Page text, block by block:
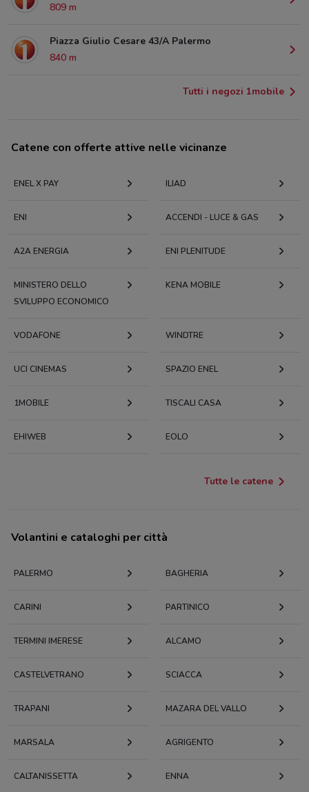
809 m
Piazza Giulio Cesare 43/A Palermo
840 m
Tutti i negozi 1mobile
Catene con offerte attive nelle vicinanze
ENEL X PAY ILIAD
ENI ACCENDI - LUCE & GAS
A2A ENERGIA ENI PLENITUDE
MINISTERO DELLO
SVILUPPO ECONOMICO
KENA MOBILE
VODAFONE WINDTRE
UCI CINEMAS SPAZIO ENEL
1MOBILE TISCALI CASA
EHIWEB EOLO
Tutte le catene
Volantini e cataloghi per città
PALERMO BAGHERIA
CARINI PARTINICO
TERMINI IMERESE ALCAMO
CASTELVETRANO SCIACCA
TRAPANI MAZARA DEL VALLO
MARSALA AGRIGENTO
CALTANISSETTA ENNA